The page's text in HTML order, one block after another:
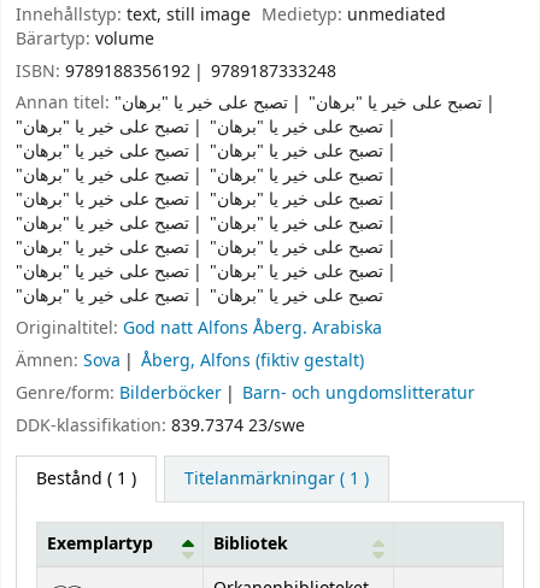
Innehållstyp: text, still image Medietyp: unmediated
Bärartyp: volume
ISBN: 9789188356192
9789187333248
Annan titel: "تصبح على خير يا "برهان
"تصبح على خير يا "برهان
"تصبح على خير يا "برهان
"تصبح على خير يا "برهان
"تصبح على خير يا "برهان
"تصبح على خير يا "برهان
"تصبح على خير يا "برهان
"تصبح على خير يا "برهان
"تصبح على خير يا "برهان
"تصبح على خير يا "برهان
"تصبح على خير يا "برهان
"تصبح على خير يا "برهان
"تصبح على خير يا "برهان
"تصبح على خير يا "برهان
"تصبح على خير يا "برهان
"تصبح على خير يا "برهان
"تصبح على خير يا "برهان
"تصبح على خير يا "برهان
Originaltitel: God natt Alfons Åberg. Arabiska
Ämnen: Sova
Åberg, Alfons (fiktiv gestalt)
Genre/form: Bilderböcker
Barn- och ungdomslitteratur
DDK-klassifikation: 839.7374 23/swe
Bestånd ( 1 ) Titelanmärkningar ( 1 )
Bestånd
Exemplartyp
Bibliotek